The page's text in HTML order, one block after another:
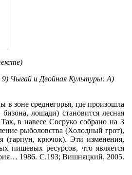
Чыгай и Двойная Культуры: А)
в зоне среднегорья, где произошла
лошади) становится лесная
в навесе Сосруко собрано на 3
рыболовства (Холодный грот),
(гарпун, крючок). Эти изменения,
пищевых ресурсов, что является
1986. С.193; Вишняцкий, 2005.